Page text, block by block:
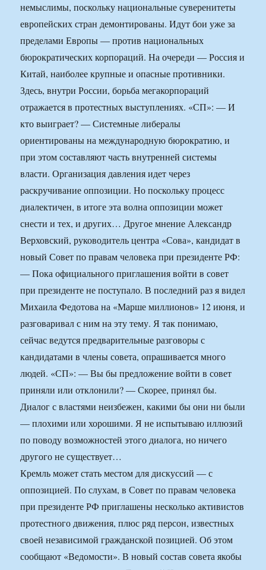
немыслимы, поскольку национальные суверенитеты
европейских стран демонтированы. Идут бои уже за
пределами Европы — против национальных
бюрократических корпораций. На очереди — Россия и
Китай, наиболее крупные и опасные противники.
Здесь, внутри России, борьба мегакорпораций
отражается в протестных выступлениях. «СП»: — И
кто выиграет? — Системные либералы
ориентированы на международную бюрократию, и
при этом составляют часть внутренней системы
власти. Организация давления идет через
раскручивание оппозиции. Но поскольку процесс
диалектичен, в итоге эта волна оппозиции может
снести и тех, и других… Другое мнение Александр
Верховский, руководитель центра «Сова», кандидат в
новый Совет по правам человека при президенте РФ:
— Пока официального приглашения войти в совет
при президенте не поступало. В последний раз я видел
Михаила Федотова на «Марше миллионов» 12 июня, и
разговаривал с ним на эту тему. Я так понимаю,
сейчас ведутся предварительные разговоры с
кандидатами в члены совета, опрашивается много
людей. «СП»: — Вы бы предложение войти в совет
приняли или отклонили? — Скорее, принял бы.
Диалог с властями неизбежен, какими бы они ни были
— плохими или хорошими. Я не испытываю иллюзий
по поводу возможностей этого диалога, но ничего
другого не существует…
Кремль может стать местом для дискуссий — с
оппозицией. По слухам, в Совет по правам человека
при президенте РФ приглашены несколько активистов
протестного движения, плюс ряд персон, известных
своей независимой гражданской позицией. Об этом
сообщают «Ведомости». В новый состав совета якобы